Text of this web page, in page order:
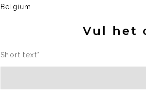
Belgium
Vul het
Short text*